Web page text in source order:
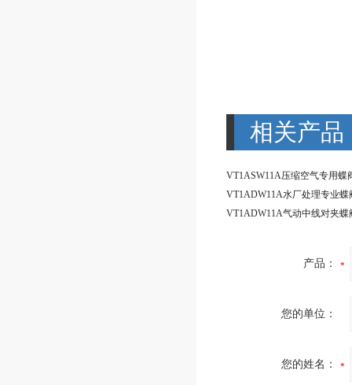
相关产品
产品：
您的单位：
您的姓名：